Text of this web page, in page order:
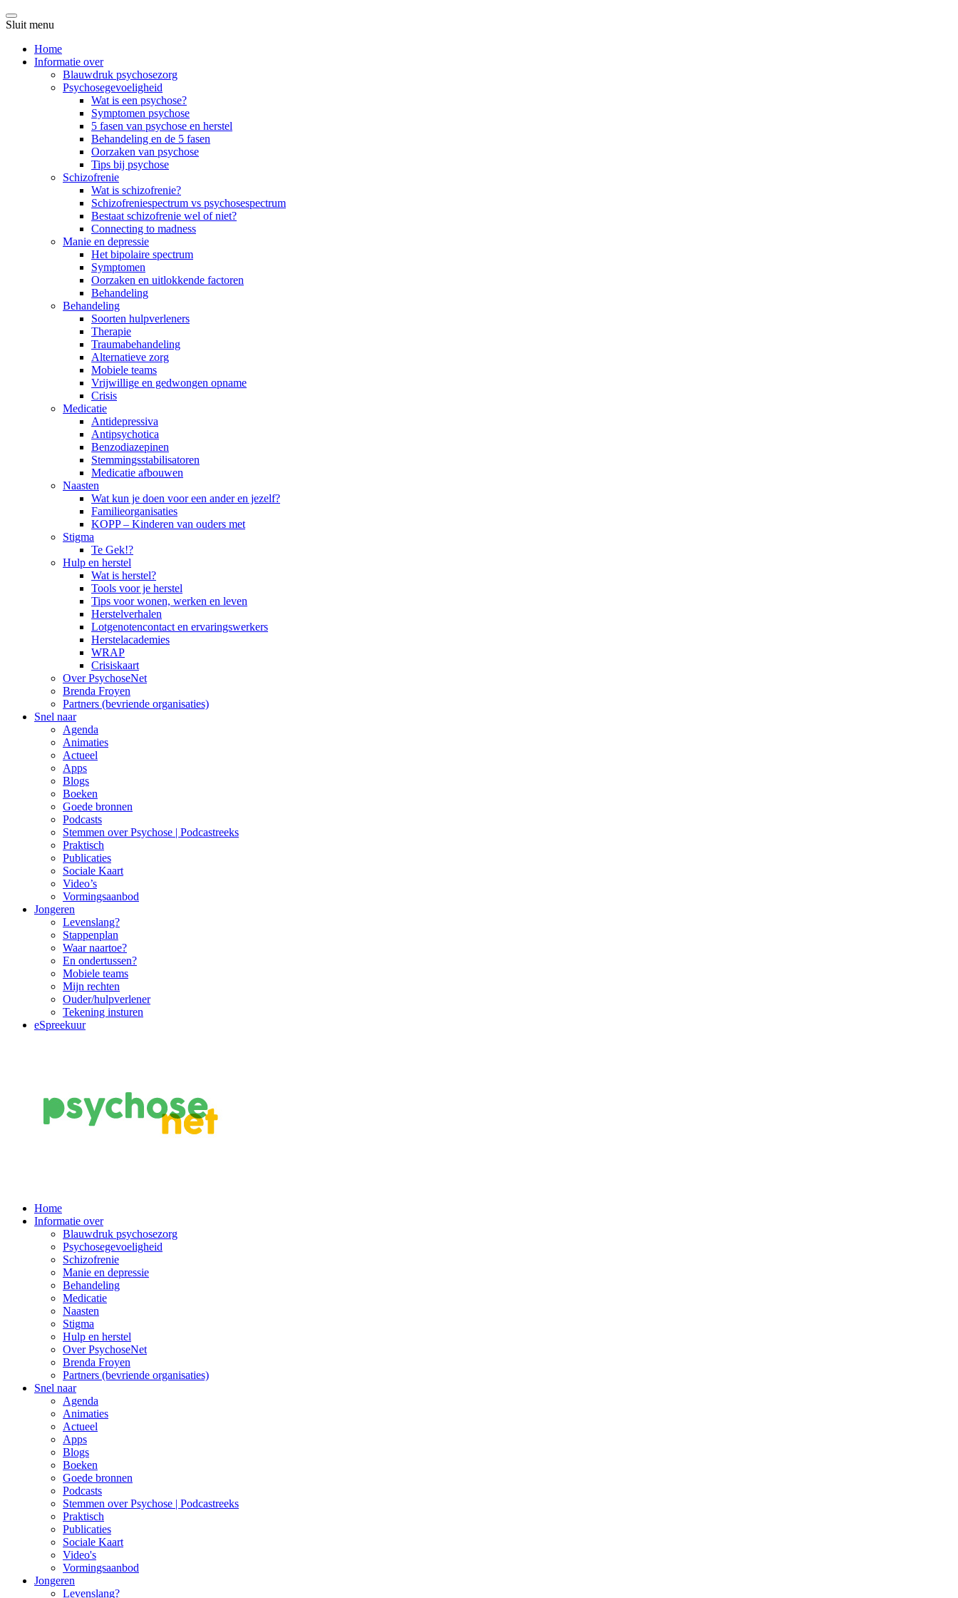
Sluit menu
Home
Informatie over
Blauwdruk psychosezorg
Psychosegevoeligheid
Wat is een psychose?
Symptomen psychose
5 fasen van psychose en herstel
Behandeling en de 5 fasen
Oorzaken van psychose
Tips bij psychose
Schizofrenie
Wat is schizofrenie?
Schizofreniespectrum vs psychosespectrum
Bestaat schizofrenie wel of niet?
Connecting to madness
Manie en depressie
Het bipolaire spectrum
Symptomen
Oorzaken en uitlokkende factoren
Behandeling
Behandeling
Soorten hulpverleners
Therapie
Traumabehandeling
Alternatieve zorg
Mobiele teams
Vrijwillige en gedwongen opname
Crisis
Medicatie
Antidepressiva
Antipsychotica
Benzodiazepinen
Stemmingsstabilisatoren
Medicatie afbouwen
Naasten
Wat kun je doen voor een ander en jezelf?
Familieorganisaties
KOPP – Kinderen van ouders met
Stigma
Te Gek!?
Hulp en herstel
Wat is herstel?
Tools voor je herstel
Tips voor wonen, werken en leven
Herstelverhalen
Lotgenotencontact en ervaringswerkers
Herstelacademies
WRAP
Crisiskaart
Over PsychoseNet
Brenda Froyen
Partners (bevriende organisaties)
Snel naar
Agenda
Animaties
Actueel
Apps
Blogs
Boeken
Goede bronnen
Podcasts
Stemmen over Psychose | Podcastreeks
Praktisch
Publicaties
Sociale Kaart
Video’s
Vormingsaanbod
Jongeren
Levenslang?
Stappenplan
Waar naartoe?
En ondertussen?
Mobiele teams
Mijn rechten
Ouder/hulpverlener
Tekening insturen
eSpreekuur
Main
Navigation
Home
Informatie over
Blauwdruk psychosezorg
Psychosegevoeligheid
Schizofrenie
Manie en depressie
Behandeling
Medicatie
Naasten
Stigma
Hulp en herstel
Over PsychoseNet
Brenda Froyen
Partners (bevriende organisaties)
Snel naar
Agenda
Animaties
Actueel
Apps
Blogs
Boeken
Goede bronnen
Podcasts
Stemmen over Psychose | Podcastreeks
Praktisch
Publicaties
Sociale Kaart
Video's
Vormingsaanbod
Jongeren
Levenslang?